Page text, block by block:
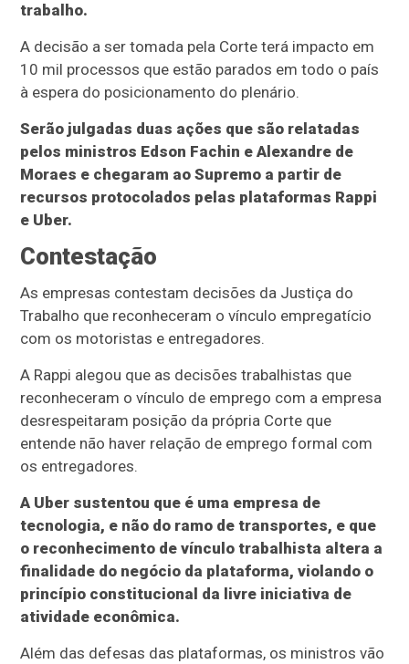
trabalho.
A decisão a ser tomada pela Corte terá impacto em
10 mil processos que estão parados em todo o país
à espera do posicionamento do plenário.
Serão julgadas duas ações que são relatadas
pelos ministros Edson Fachin e Alexandre de
Moraes e chegaram ao Supremo a partir de
recursos protocolados pelas plataformas Rappi
e Uber.
Contestação
As empresas contestam decisões da Justiça do
Trabalho que reconheceram o vínculo empregatício
com os motoristas e entregadores.
A Rappi alegou que as decisões trabalhistas que
reconheceram o vínculo de emprego com a empresa
desrespeitaram posição da própria Corte que
entende não haver relação de emprego formal com
os entregadores.
A Uber sustentou que é uma empresa de
tecnologia, e não do ramo de transportes, e que
o reconhecimento de vínculo trabalhista altera a
finalidade do negócio da plataforma, violando o
princípio constitucional da livre iniciativa de
atividade econômica.
Além das defesas das plataformas, os ministros vão